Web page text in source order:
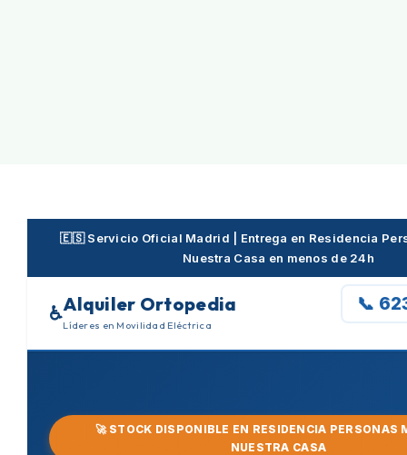
🇪🇸 Servicio Oficial Madrid | Entrega en Residencia
Nuestra Casa en menos de 24h
♿Alquiler Ortopedia
Líderes en Movilidad Eléctrica
📞
🚀 STOCK DISPONIBLE EN RESIDENCIA PERSONAS
NUESTRA CASA